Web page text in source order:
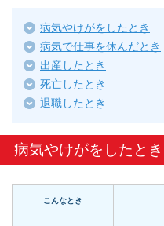
病気やけがをしたとき
病気で仕事を休んだとき
出産したとき
死亡したとき
退職したとき
病気やけがをしたとき
こんなとき